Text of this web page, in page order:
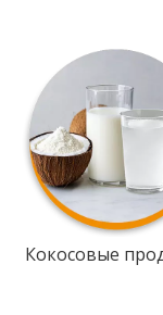
Кокосовые